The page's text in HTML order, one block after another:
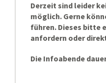
Derzeit sind leider
möglich. Gerne
führen. Dieses bitte
anfordern oder
Die Infoabende